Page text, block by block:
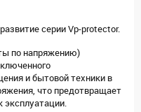
серии Vp-protector.
по напряжению)
и бытовой техники в
что предотвращает
эксплуатации.